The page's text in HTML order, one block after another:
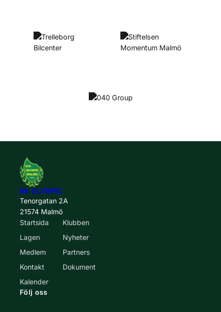
BK OLYMPIC
Tenorgatan 2A
21574 Malmö
Startsida
Klubben
Lagen
Nyheter
Medlem
Partners
Kontakt
Dokument
Kalender
Följ oss